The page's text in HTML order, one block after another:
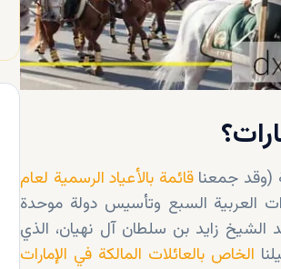
(وقد جمعناقائمة بالأعياد الرسمية لعام
العربية السبع وتأسيس دولة موحدة
الشيخ زايد بن سلطان آل نهيان، الذي
الخاص بالعائلات المالكة في الإمارات